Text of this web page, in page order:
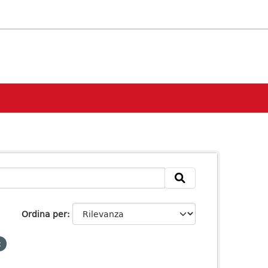
Ordina per